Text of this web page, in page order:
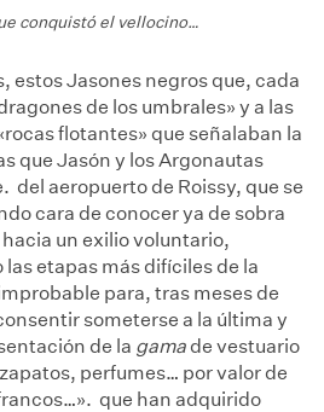
conquistó el vellocino…
estos Jasones negros que, cada
de los umbrales» y a las
flotantes» que señalaban la
que Jasón y los Argonautas
del aeropuerto de Roissy, que se
cara de conocer ya de sobra
un exilio voluntario,
etapas más difíciles de la
para, tras meses de
someterse a la última y
de la gama de vestuario
perfumes… por valor de
que han adquirido